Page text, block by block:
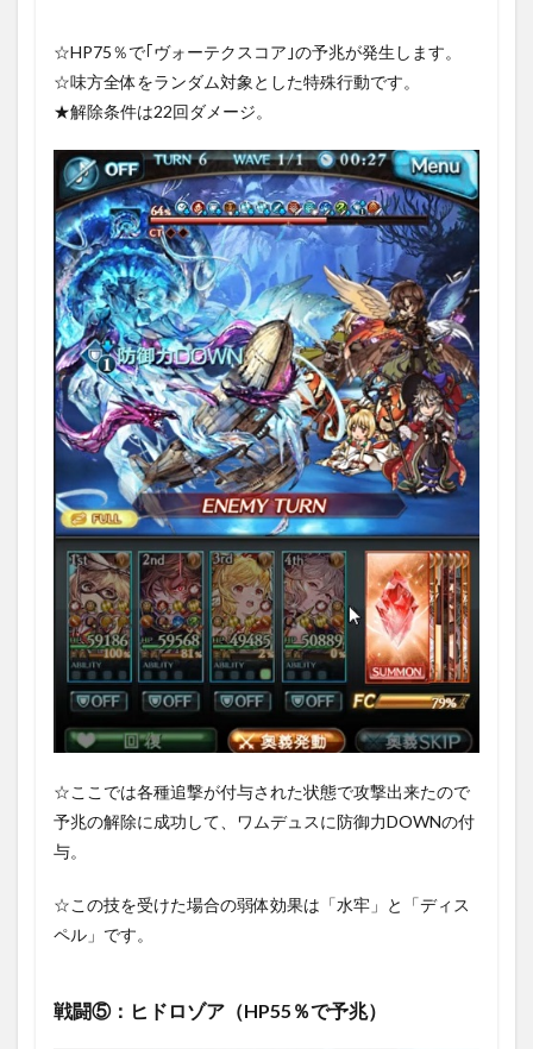
☆HP75％で｢ヴォーテクスコア｣の予兆が発生します。
☆味方全体をランダム対象とした特殊行動です。
★解除条件は22回ダメージ。
☆ここでは各種追撃が付与された状態で攻撃出来たので
予兆の解除に成功して、ワムデュスに防御力DOWNの付
与。
☆この技を受けた場合の弱体効果は「水牢」と「ディス
ペル」です。
戦闘⑤：ヒドロゾア（HP55％で予兆）